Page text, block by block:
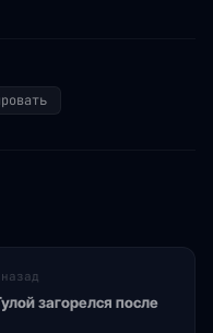
загорелся после